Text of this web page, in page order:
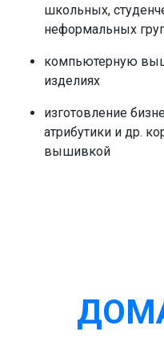
школьных,
неформальных
компьютерную
изделиях
изготовление
атрибутики и др.
вышивкой